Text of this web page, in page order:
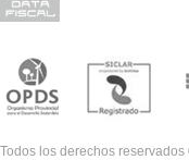
Todos los derechos